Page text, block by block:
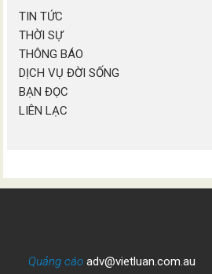
TIN TỨC
THỜI SỰ
THÔNG BÁO
DỊCH VỤ ĐỜI SỐNG
BẠN ĐỌC
LIÊN LẠC
Quảng cáo adv@vietluan.com.au